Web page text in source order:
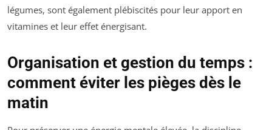
légumes, sont également plébiscités pour leur apport en
vitamines et leur effet énergisant.
Organisation et gestion du temps :
comment éviter les pièges dès le
matin